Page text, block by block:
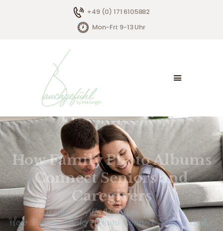
+49 (0) 171 6105882
Mon-Fri: 9-13 Uhr
How Family Photo Albums
Connect Seniors and
Caregivers
Home Alle Beiträge ...
How Family Photo Albums Connect Seniors and...
HOME
ÜBER MICH
ANGEBOTE
KONTAKT